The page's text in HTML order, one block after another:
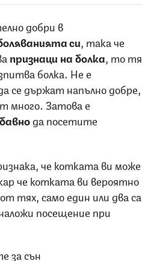
добри в
си , така че
признаци на болка , то тя
болка. Не е
се държат напълно добре,
много. Затова е
да посетите
че котката ви може
че котката ви вероятно
тях, само един или два са
посещение при
за сън